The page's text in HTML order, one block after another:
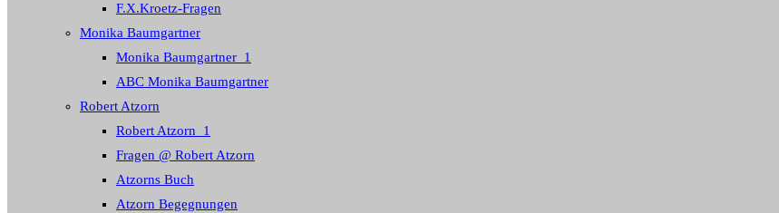
F.X.Kroetz-Fragen
Monika Baumgartner
Monika Baumgartner_1
ABC Monika Baumgartner
Robert Atzorn
Robert Atzorn_1
Fragen @ Robert Atzorn
Atzorns Buch
Atzorn Begegnungen